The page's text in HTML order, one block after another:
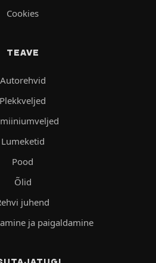
Cookies
TEAVE
Autorehvid
Plekkveljed
Lumeketid
Pood
Õlid
juhend
ja paigaldamine